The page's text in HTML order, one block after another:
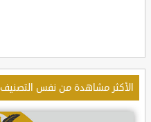
الأكثر مشاهدة من نفس التصنيف